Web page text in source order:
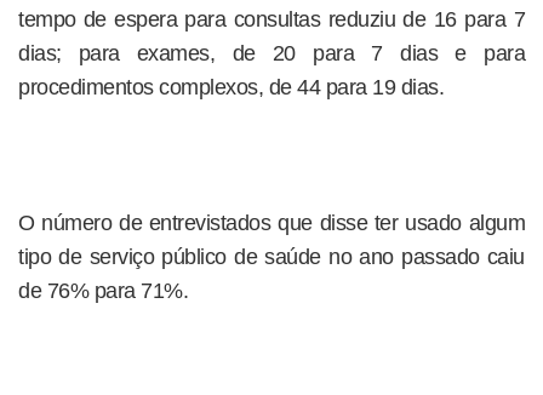
tempo de espera para consultas reduziu de 16 para 7
dias; para exames, de 20 para 7 dias e para
procedimentos complexos, de 44 para 19 dias.
O número de entrevistados que disse ter usado algum
tipo de serviço público de saúde no ano passado caiu
de 76% para 71%.